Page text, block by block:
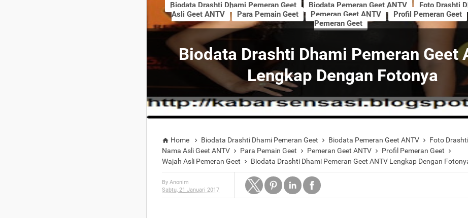
Biodata Drashti Dhami Pemeran Geet
Lengkap Dengan Fotonya
Biodata Drashti Dhami Pemeran Geet Biodata Pemeran Geet ANTV Foto Drashti
Asli Geet ANTV
Para Pemain Geet Pemeran Geet ANTV Profil Pemeran Geet
Pemeran Geet
 Home  Biodata Drashti Dhami Pemeran Geet  Biodata Pemeran Geet ANTV  Foto
Nama Asli Geet ANTV  Para Pemain Geet  Pemeran Geet ANTV  Profil Pemeran Geet 
Wajah Asli Pemeran Geet  Biodata Drashti Dhami Pemeran Geet ANTV Lengkap Dengan
By Anonim
Sabtu, 21 Januari 2017